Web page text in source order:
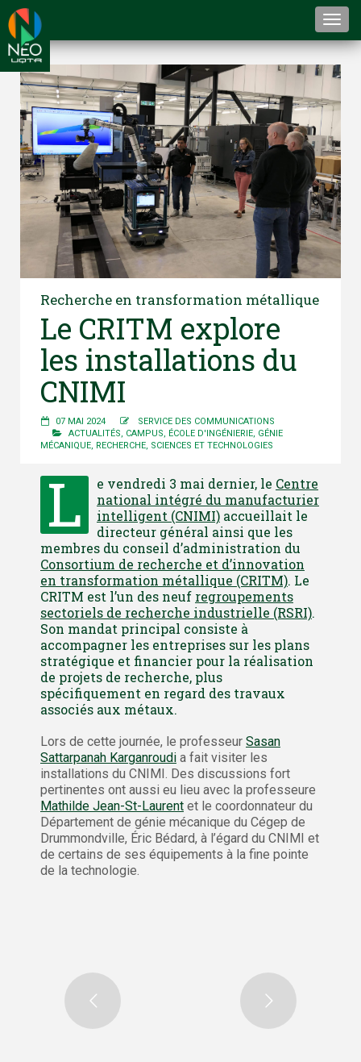
Recherche en transformation métallique
Le CRITM explore
les installations du
CNIMI
07 MAI 2024
SERVICE DES COMMUNICATIONS
ACTUALITÉS, CAMPUS, ÉCOLE D'INGÉNIERIE, GÉNIE
MÉCANIQUE, RECHERCHE, SCIENCES ET TECHNOLOGIES
L e vendredi 3 mai dernier, le Centre
national intégré du manufacturier
intelligent (CNIMI) accueillait le
directeur général ainsi que les
membres du conseil d’administration du
Consortium de recherche et d’innovation
en transformation métallique (CRITM). Le
CRITM est l’un des neuf regroupements
sectoriels de recherche industrielle (RSRI).
Son mandat principal consiste à
accompagner les entreprises sur les plans
stratégique et financier pour la réalisation
de projets de recherche, plus
spécifiquement en regard des travaux
associés aux métaux.
Lors de cette journée, le professeur Sasan
Sattarpanah Karganroudi a fait visiter les
installations du CNIMI. Des discussions fort
pertinentes ont aussi eu lieu avec la professeure
Mathilde Jean-St-Laurent et le coordonnateur du
Département de génie mécanique du Cégep de
Drummondville, Éric Bédard, à l’égard du CNIMI et
de certains de ses équipements à la fine pointe
de la technologie.